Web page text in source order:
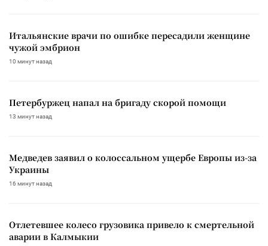
Итальянские врачи по ошибке пересадили женщине
чужой эмбрион
10 минут назад
Петербуржец напал на бригаду скорой помощи
13 минут назад
Медведев заявил о колоссальном ущербе Европы из-за
Украины
16 минут назад
Отлетевшее колесо грузовика привело к смертельной
аварии в Калмыкии